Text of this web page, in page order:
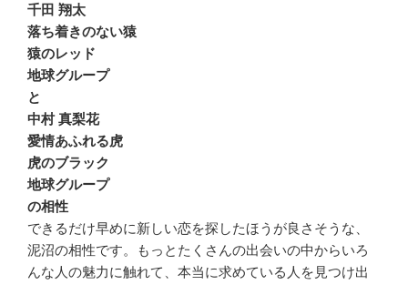
千田 翔太
落ち着きのない猿
猿のレッド
地球グループ
と
中村 真梨花
愛情あふれる虎
虎のブラック
地球グループ
の相性
できるだけ早めに新しい恋を探したほうが良さそうな、
泥沼の相性です。もっとたくさんの出会いの中からいろ
んな人の魅力に触れて、本当に求めている人を見つけ出